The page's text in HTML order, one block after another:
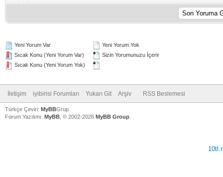
Yeni Yorum Var
Sıcak Konu (Yeni Yorum Var)
Sıcak Konu (Yeni Yorum Yok)
Yeni Yorum Yok
Sizin Yorumunuzu İçerir
İletişim iyibirisi Forumları Yukarı Git Arşiv RSS Beslemesi
Türkçe Çeviri: MyBBGrup
Forum Yazılımı: MyBB , © 2002-2026 MyBB Group